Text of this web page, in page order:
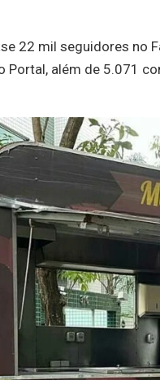
22 mil seguidores no
Portal, além de 5.071